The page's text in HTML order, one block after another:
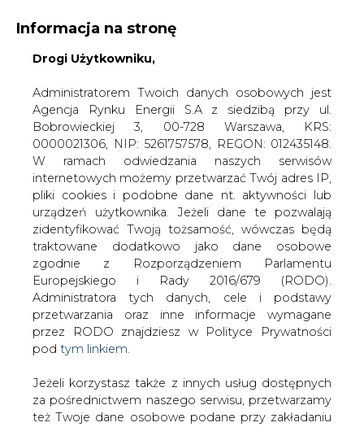
KONTAKT:
WYDAWCA PORTALU:
WYSOKI KONTRAST WIELKOŚĆ TEKSTU A A
ZALOGUJ SIĘ
WŁĄCZ CIRE.TV
Informacja na stronę
Drogi Użytkowniku,
Administratorem Twoich danych osobowych jest
Agencja Rynku Energii S.A z siedzibą przy ul.
Bobrowieckiej 3, 00-728 Warszawa, KRS:
0000021306, NIP: 5261757578, REGON: 012435148.
W ramach odwiedzania naszych serwisów
internetowych możemy przetwarzać Twój adres IP,
pliki cookies i podobne dane nt. aktywności lub
urządzeń użytkownika. Jeżeli dane te pozwalają
zidentyfikować Twoją tożsamość, wówczas będą
traktowane dodatkowo jako dane osobowe
zgodnie z Rozporządzeniem Parlamentu
Europejskiego i Rady 2016/679 (RODO).
Administratora tych danych, cele i podstawy
przetwarzania oraz inne informacje wymagane
przez RODO znajdziesz w Polityce Prywatności
pod tym linkiem.
Jeżeli korzystasz także z innych usług dostępnych
za pośrednictwem naszego serwisu, przetwarzamy
też Twoje dane osobowe podane przy zakładaniu